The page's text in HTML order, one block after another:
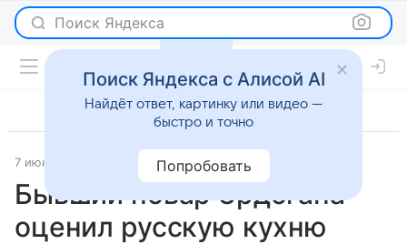
Поиск Яндекса
7 июня 2026 Новости
Бывший повар Эрдогана
оценил русскую кухню
Поиск Яндекса с Алисой AI
Найдёт ответ, картинку или видео —
быстро и точно
Попробовать